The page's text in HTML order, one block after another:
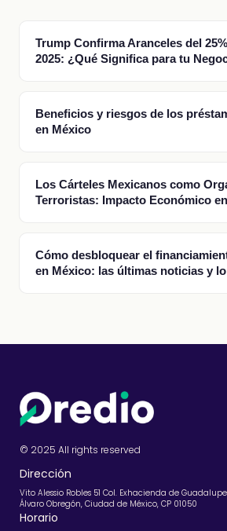
Trump Confirma Aranceles del
2025: ¿Qué Significa para tu
Beneficios y riesgos de los
en México
Los Cárteles Mexicanos como
Terroristas: Impacto Económico
Cómo desbloquear el
en México: las últimas noticias y
© 2025 All rights reserved
Dirección
Vito Alessio Robles 51 Col. Exhacienda de
Álvaro Obregón, Ciudad de México, CP 01050
Horario